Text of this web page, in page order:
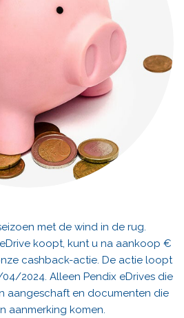
met de wind in de rug.
koopt, kunt u na aankoop €
cashback-actie. De actie loopt
2024. Alleen Pendix eDrives die
aangeschaft en documenten die
aanmerking komen.